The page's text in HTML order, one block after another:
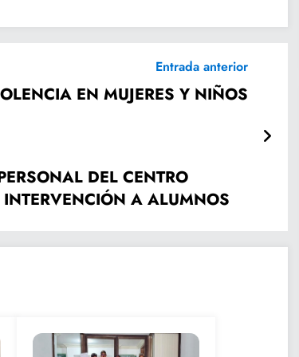
Entrada anterior
EN MUJERES Y NIÑOS
A ALUMNOS